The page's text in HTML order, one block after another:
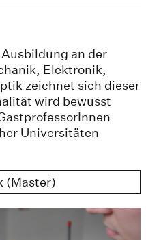
an der
Elektronik,
zeichnet sich dieser
wird bewusst
Universitäten
(Master)